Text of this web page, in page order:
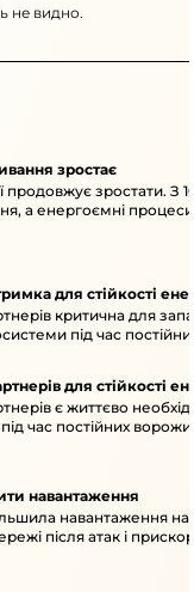
не видно.
зростає
зростати. З
а енергоємні
для стійкості
критична для
під час
для стійкості
є життєво
час постійних
навантаження
навантаження
після атак і